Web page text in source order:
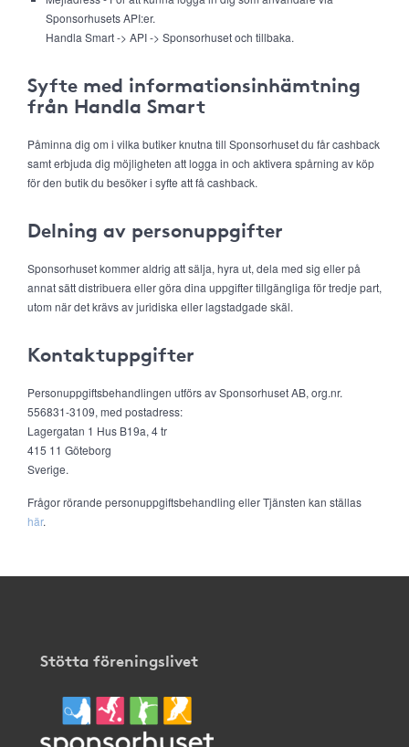
Sponsorhusets API:er.
Handla Smart -> API -> Sponsorhuset och tillbaka.
Syfte med informationsinhämtning
från Handla Smart
Påminna dig om i vilka butiker knutna till Sponsorhuset du får cashback
samt erbjuda dig möjligheten att logga in och aktivera spårning av köp
för den butik du besöker i syfte att få cashback.
Delning av personuppgifter
Sponsorhuset kommer aldrig att sälja, hyra ut, dela med sig eller på
annat sätt distribuera eller göra dina uppgifter tillgängliga för tredje part,
utom när det krävs av juridiska eller lagstadgade skäl.
Kontaktuppgifter
Personuppgiftsbehandlingen utförs av Sponsorhuset AB, org.nr.
556831-3109, med postadress:
Lagergatan 1 Hus B19a, 4 tr
415 11 Göteborg
Sverige.
Frågor rörande personuppgiftsbehandling eller Tjänsten kan ställas
här.
Stötta föreningslivet